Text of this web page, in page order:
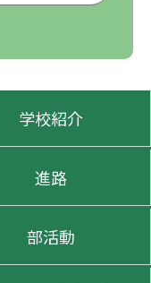
学校紹介
進路
部活動